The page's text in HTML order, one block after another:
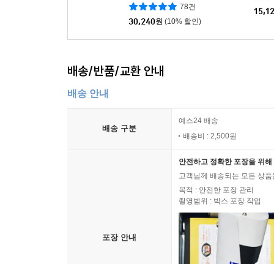
78건
30,240원 (10% 할인)
배송/반품/교환 안내
배송 안내
배송 구분
예스24 배송
배송비 : 2,500원
포장 안내
안전하고 정확한 포장을 위
고객님께 배송되는 모든 상
목적 : 안전한 포장 관리
촬영범위 : 박스 포장 작업